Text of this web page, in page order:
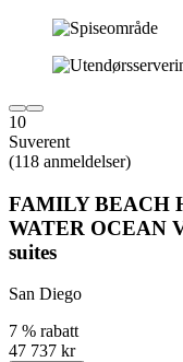
10
Suverent
(118 anmeldelser)
FAMILY BEACH
WATER OCEAN
suites
San Diego
7 % rabatt
47 737 kr